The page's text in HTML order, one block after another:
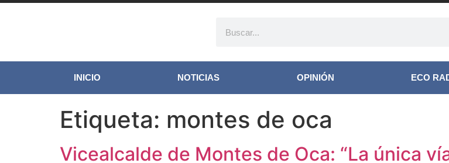
INICIO NOTICIAS OPINIÓN ECO
Etiqueta: montes de oca
Vicealcalde de Montes de Oca: “La única